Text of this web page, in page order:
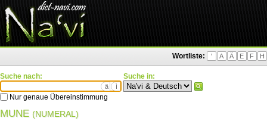
Wortliste: ' A Ä E F H
Suche nach:
ä ì
Nur genaue Übereinstimmung
Suche in:
MUNE (NUMERAL)